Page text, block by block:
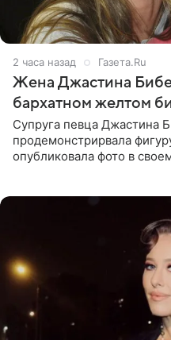
2 часа назад Газета.Ru
Жена Джастина
бархатном желтом
Супруга певца Джастина
продемонстрирвала
опубликовала фото в